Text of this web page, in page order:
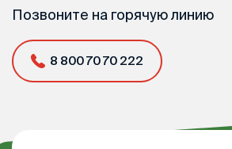
Позвоните на горячую линию
8 800 70 70 222